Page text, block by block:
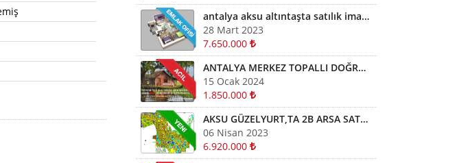
antalya aksu altıntaşta satılık imarlı arsa
28 Mart 2023
7.650.000
ANTALYA MERKEZ TOPALLI DOĞRU YATIRIM YAPMAK İÇİN BİZİ ARAYIN YARDIMCI OLALIM ARSA TARLA
15 Ocak 2024
1.850.000
AKSU GÜZELYURT,TA 2B ARSA SATLIK 1 ADET PARSEL TOPLAMI 320 M2
06 Nisan 2023
6.920.000